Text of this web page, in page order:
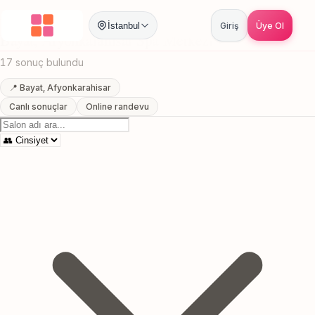
İstanbul Giriş Üye Ol
Anasayfa / Afyonkarahisar Bayat Spa Merkezi
Bayat, Afyonkarahisar Spa Merkezi
17 sonuç bulundu
📍 Bayat, Afyonkarahisar
Canlı sonuçlar
Online randevu